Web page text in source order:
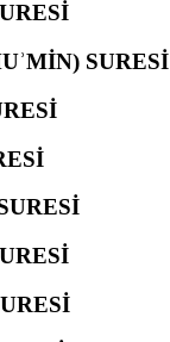
SURESİ